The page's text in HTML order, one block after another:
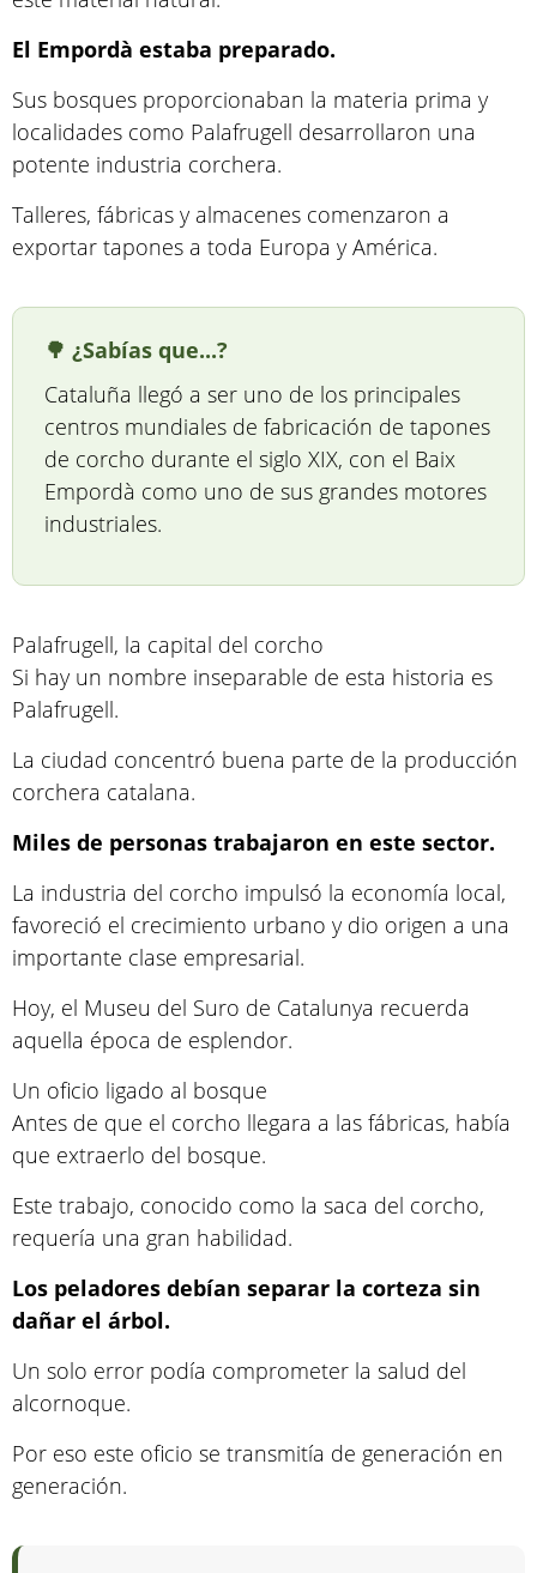
El Empordà estaba preparado.
Sus bosques proporcionaban la materia prima y
localidades como Palafrugell desarrollaron una
potente industria corchera.
Talleres, fábricas y almacenes comenzaron a
exportar tapones a toda Europa y América.
🌳 ¿Sabías que...?
Cataluña llegó a ser uno de los principales
centros mundiales de fabricación de tapones
de corcho durante el siglo XIX, con el Baix
Empordà como uno de sus grandes motores
industriales.
Palafrugell, la capital del corcho
Si hay un nombre inseparable de esta historia es
Palafrugell.
La ciudad concentró buena parte de la producción
corchera catalana.
Miles de personas trabajaron en este sector.
La industria del corcho impulsó la economía local,
favoreció el crecimiento urbano y dio origen a una
importante clase empresarial.
Hoy, el Museu del Suro de Catalunya recuerda
aquella época de esplendor.
Un oficio ligado al bosque
Antes de que el corcho llegara a las fábricas, había
que extraerlo del bosque.
Este trabajo, conocido como la saca del corcho,
requería una gran habilidad.
Los peladores debían separar la corteza sin
dañar el árbol.
Un solo error podía comprometer la salud del
alcornoque.
Por eso este oficio se transmitía de generación en
generación.